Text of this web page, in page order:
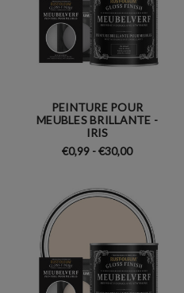
PEINTURE POUR
MEUBLES BRILLANTE -
IRIS
€0,99 - €30,00